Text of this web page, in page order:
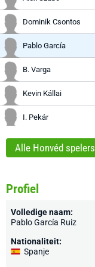
Dominik Csontos
Pablo García
B. Varga
Kevin Kállai
I. Pekár
Alle Honvéd spelers
Profiel
Volledige naam:
Pablo García Ruiz
Nationaliteit:
Spanje